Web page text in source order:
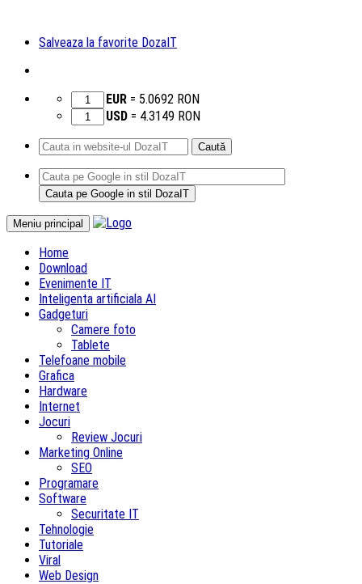
Salveaza la favorite DozaIT
EUR = 5.0692 RON
USD = 4.3149 RON
Caută
după:
Meniu principal
Sari
Home
Download
Evenimente IT
Inteligenta artificiala AI
Gadgeturi
Camere foto
Tablete
Telefoane mobile
Grafica
Hardware
Internet
Jocuri
Review Jocuri
Marketing Online
SEO
Programare
Software
Securitate IT
Tehnologie
Tutoriale
Viral
Web Design